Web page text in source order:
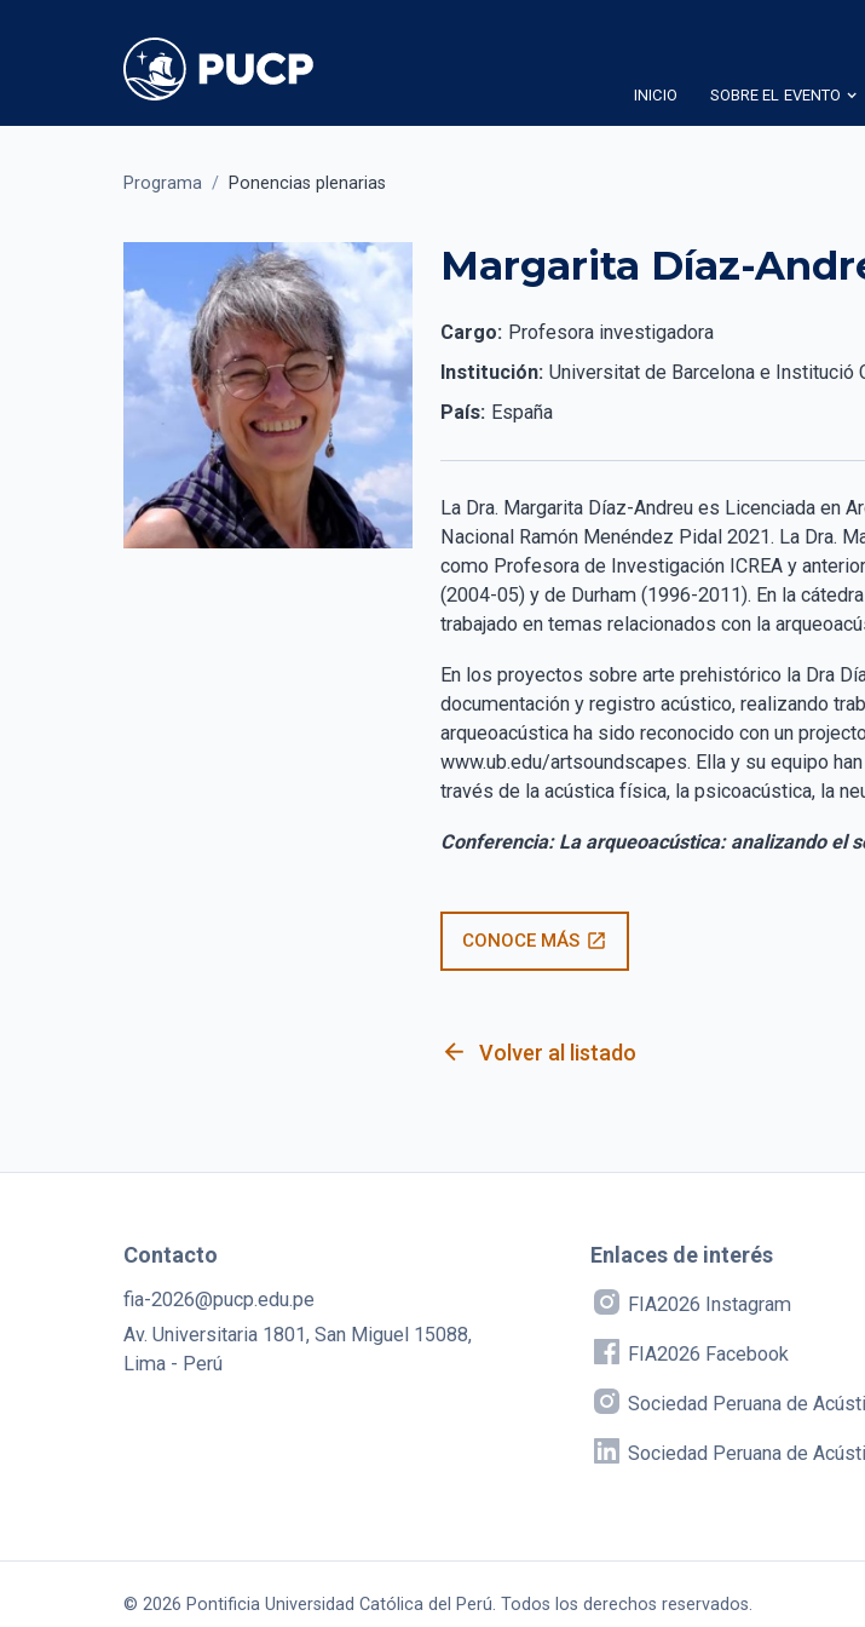
INICIO SOBRE EL EVENTO
Programa / Ponencias plenarias
Margarita Díaz-
Cargo: Profesora investigadora
Institución: Universitat de Barcelona e Institució
País: España
La Dra. Margarita Díaz-Andreu es Licenciada en
Nacional Ramón Menéndez Pidal 2021. La Dra.
como Profesora de Investigación ICREA y
(2004-05) y de Durham (1996-2011). En la
trabajado en temas relacionados con la
En los proyectos sobre arte prehistórico la Dra
documentación y registro acústico, realizando
arqueoacústica ha sido reconocido con un
www.ub.edu/artsoundscapes. Ella y su equipo
través de la acústica física, la psicoacústica, la
Conferencia: La arqueoacústica: analizando el
CONOCE MÁS open_in_new
arrow_back Volver al listado
Contacto
fia-2026@pucp.edu.pe
Av. Universitaria 1801, San Miguel 15088,
Lima - Perú
Enlaces de interés
FIA2026 Instagram
FIA2026 Facebook
Sociedad Peruana de
Sociedad Peruana de
© 2026 Pontificia Universidad Católica del Perú. Todos los derechos reservados.